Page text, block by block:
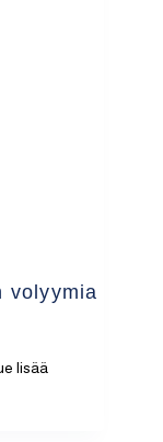
volyymia
lisää